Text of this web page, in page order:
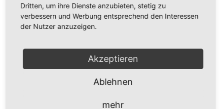
in Deutschland
Tafeltraubensorten
Anbausysteme & Recht
Dritten, um ihre Dienste anzubieten, stetig zu
verbessern und Werbung entsprechend den Interessen
der Nutzer anzuzeigen.
Akzeptieren
Ablehnen
mehr